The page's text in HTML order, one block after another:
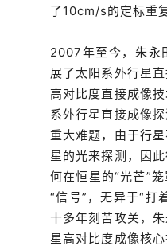
了10cm/s的定标重
2007年至今，朱永
展了太阳系外行星
高对比度直接成像技
系外行星直接成像
重大难题，由于行
星的光来探测，因
何在恒星的“光芒”
“信号”，无异于“打
十多年刻苦攻关，
星高对比度成像核